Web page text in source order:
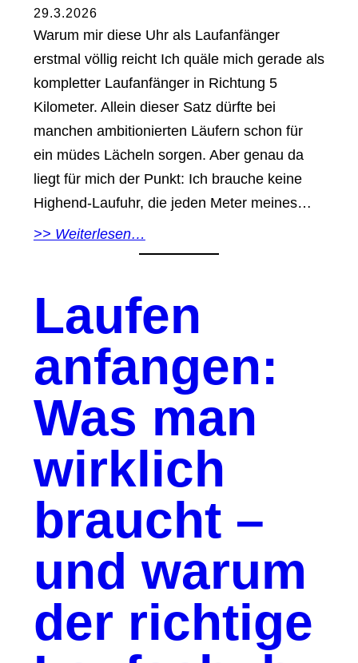
29.3.2026
Warum mir diese Uhr als Laufanfänger
erstmal völlig reicht Ich quäle mich gerade als
kompletter Laufanfänger in Richtung 5
Kilometer. Allein dieser Satz dürfte bei
manchen ambitionierten Läufern schon für
ein müdes Lächeln sorgen. Aber genau da
liegt für mich der Punkt: Ich brauche keine
Highend-Laufuhr, die jeden Meter meines…
>> Weiterlesen…
Laufen
anfangen:
Was man
wirklich
braucht –
und warum
der richtige